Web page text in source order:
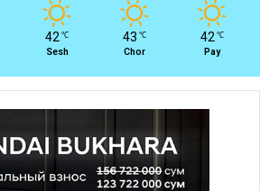
42 ℃
Sesh
43 ℃
Chor
42 ℃
Pay